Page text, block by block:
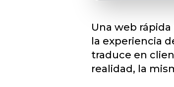
Una web
la experiencia
traduce en
realidad, la